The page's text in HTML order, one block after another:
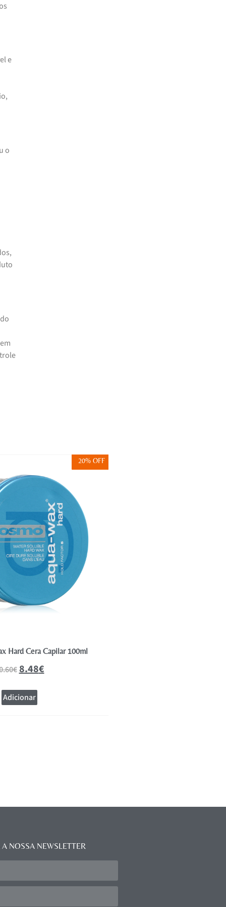
e
o
20% OFF
Hard Cera Capilar 100ml
€8.48€
Adicionar
NOSSA NEWSLETTER